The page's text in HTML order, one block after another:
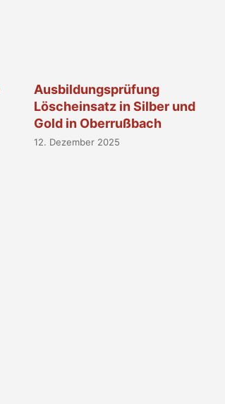
Ausbildungsprüfung
Löscheinsatz in Silber und
Gold in Oberrußbach
12. Dezember 2025